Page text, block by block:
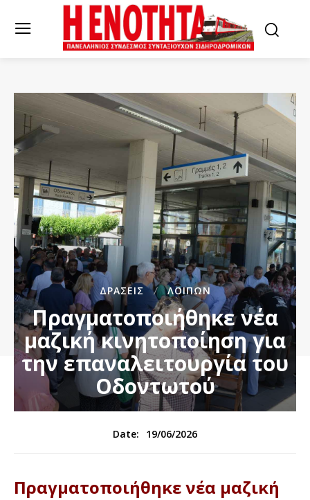
ΔΡΆΣΕΙΣ ΛΟΙΠΏΝ
Πραγματοποιήθηκε νέα
μαζική κινητοποίηση για
την επαναλειτουργία του
Οδοντωτού
Date: 19/06/2026
Πραγματοποιήθηκε νέα μαζική